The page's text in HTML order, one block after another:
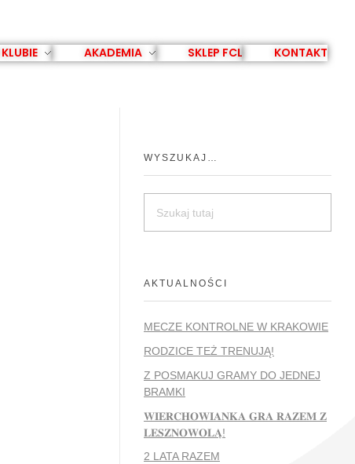
AKADEMIA SKLEP FCL KONTAKT
WYSZUKAJ…
AKTUALNOŚCI
MECZE KONTROLNE W KRAKOWIE
RODZICE TEŻ TRENUJĄ!
Z POSMAKUJ GRAMY DO JEDNEJ
BRAMKI
𝐖𝐈𝐄𝐑𝐂𝐇𝐎𝐖𝐈𝐀𝐍𝐊𝐀 𝐆𝐑𝐀 𝐑𝐀𝐙𝐄𝐌 𝐙
𝐋𝐄𝐒𝐙𝐍𝐎𝐖𝐎𝐋𝐀̨!
2 LATA RAZEM